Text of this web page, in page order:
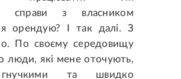
справи з власником
орендую? І так далі. З
По своєму середовищу
люди, які мене оточують,
та швидко